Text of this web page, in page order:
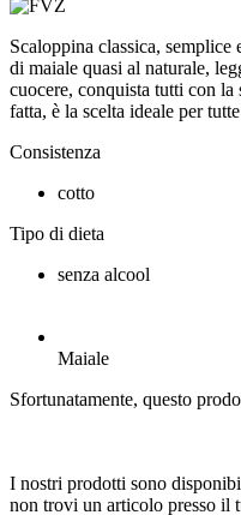
Scaloppina classica,
di maiale quasi al naturale,
cuocere, conquista tutti con la
fatta, è la scelta ideale per
Consistenza
cotto
Tipo di dieta
senza alcool
Maiale
Sfortunatamente, questo
I nostri prodotti sono
non trovi un articolo presso il